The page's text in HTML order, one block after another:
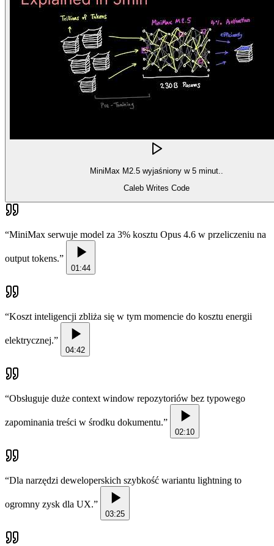
MiniMax M2.5 wyjaśniony w 5 minut..
Caleb Writes Code
“MiniMax serwuje model za 3% kosztu Opus 4.6 w przeliczeniu na
output tokens.”
01:44
“Koszt inteligencji zbliża się w tym momencie do kosztu energii
elektrycznej.”
04:42
“Obsługuje duże context window repozytoriów bez typowego
zapominania treści w środku dokumentu.”
02:10
“Dla narzędzi deweloperskich szybkość wariantu lightning to
ogromny zysk dla UX.”
03:25